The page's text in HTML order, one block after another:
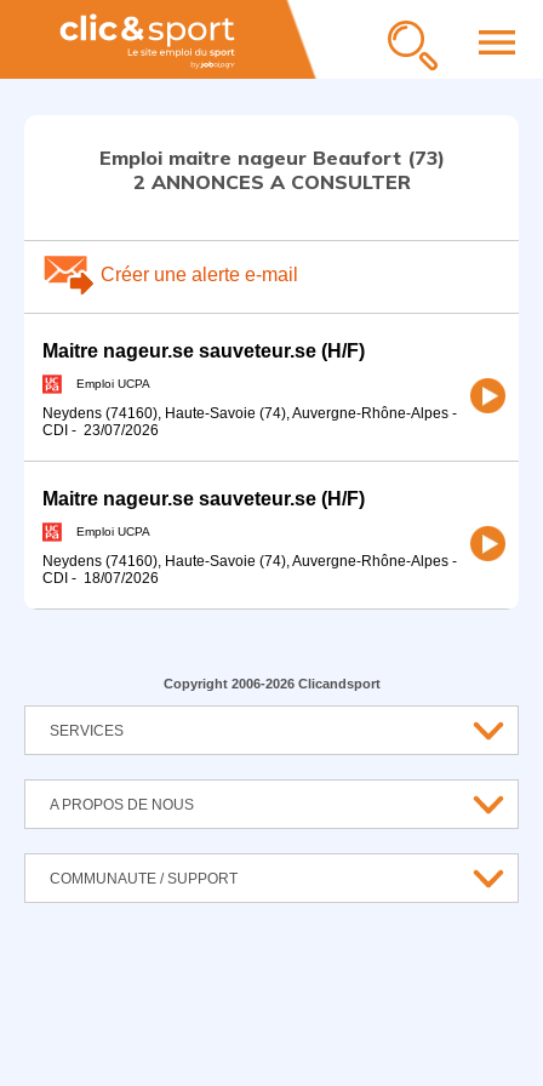
menu
Emploi maitre nageur Beaufort (73)
2 ANNONCES A CONSULTER
Créer une alerte e-mail
Maitre nageur.se sauveteur.se (H/F)
Emploi UCPA
Neydens (74160), Haute-Savoie (74), Auvergne-Rhône-Alpes -
CDI - 23/07/2026
Maitre nageur.se sauveteur.se (H/F)
Emploi UCPA
Neydens (74160), Haute-Savoie (74), Auvergne-Rhône-Alpes -
CDI - 18/07/2026
Copyright 2006-2026 Clicandsport
SERVICES
A PROPOS DE NOUS
COMMUNAUTE / SUPPORT